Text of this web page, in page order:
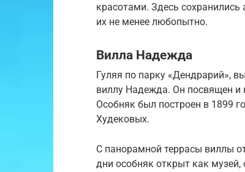
красотами. Здесь сохранились
их не менее любопытно.
Вилла Надежда
Гуляя по парку «Дендрарий»,
виллу Надежда. Он посвящен и
Особняк был построен в 1899
Худековых.
С панорамной террасы виллы
дни особняк открыт как музей,